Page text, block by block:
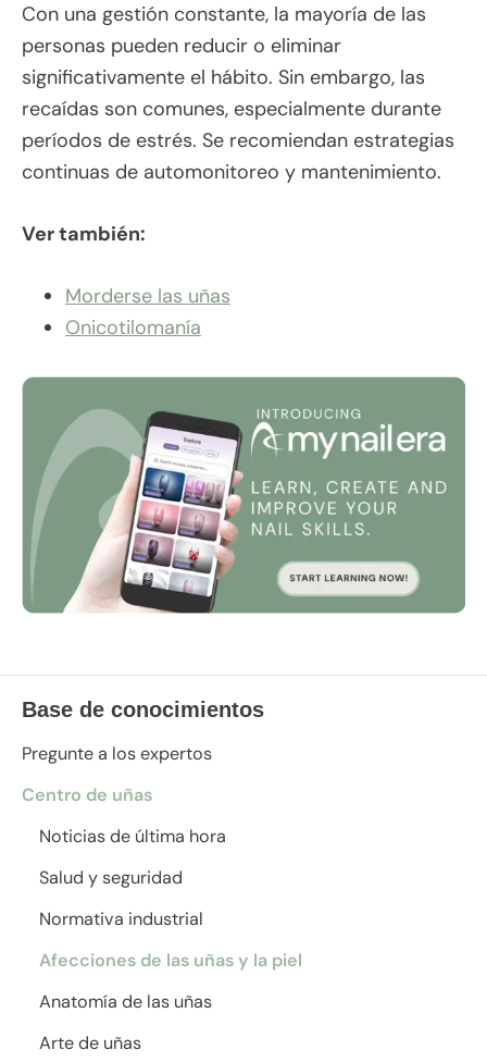
Base de conocimientos
Pregunte a los expertos
Centro de uñas
Noticias de última hora
Salud y seguridad
Normativa industrial
Afecciones de las uñas y la piel
Anatomía de las uñas
Arte de uñas
Con una gestión constante, la mayoría de las
personas pueden reducir o eliminar
significativamente el hábito. Sin embargo, las
recaídas son comunes, especialmente durante
períodos de estrés. Se recomiendan estrategias
continuas de automonitoreo y mantenimiento.
Ver también:
Morderse las uñas
Onicotilomanía